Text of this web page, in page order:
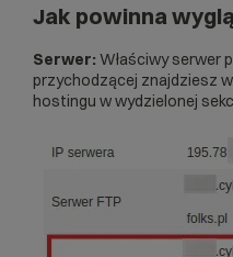
Jak powinna
Serwer: Właściwy serwer
przychodzącej znajdziesz
hostingu w wydzielonej